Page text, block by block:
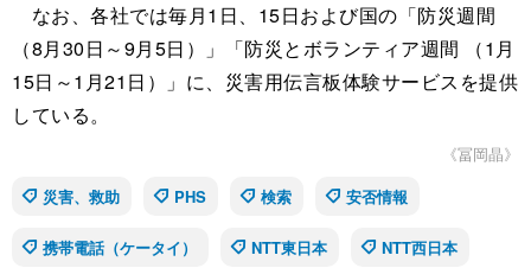
なお、各社では毎月1日、15日および国の「防災週間
（8月30日～9月5日）」「防災とボランティア週間 （1月
15日～1月21日）」に、災害用伝言板体験サービスを提供
している。
《冨岡晶》
災害、救助
PHS 検索 安否情報
携帯電話（ケータイ） NTT東日本 NTT西日本